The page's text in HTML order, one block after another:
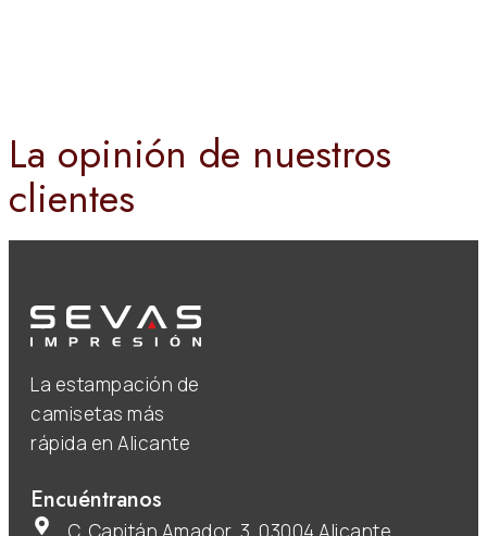
La opinión de nuestros
clientes
La estampación de
camisetas más
rápida en Alicante
Encuéntranos